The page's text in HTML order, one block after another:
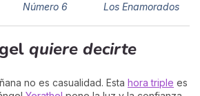
Número 6 Los Enamorados
quiere decirte
no es casualidad. Esta hora triple es